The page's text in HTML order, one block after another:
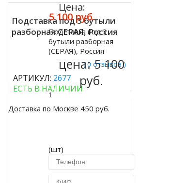
Подставка под 3 бутыли
разборная СЕРАЯ, Россия
( 0 отзывов )
АРТИКУЛ: 2677
ЕСТЬ В НАЛИЧИИ
Доставка по Москве 450 руб.
Цена:
5 100 руб.
Купить
Подставка под 3
бутыли разборная
(СЕРАЯ), Россия
цена:5 100
руб.
(шт)